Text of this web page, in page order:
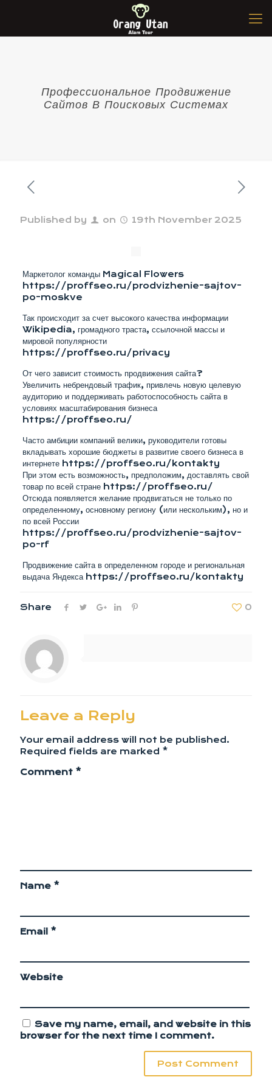
Профессиональное Продвижение
Сайтов В Поисковых Системах
Published by on 19th November 2025
Маркетолог команды Magical Flowers
https://proffseo.ru/prodvizhenie-sajtov-
po-moskve
Так происходит за счет высокого качества информации
Wikipedia, громадного траста, ссылочной массы и
мировой популярности
https://proffseo.ru/privacy
От чего зависит стоимость продвижения сайта?
Увеличить небрендовый трафик, привлечь новую целевую
аудиторию и поддерживать работоспособность сайта в
условиях масштабирования бизнеса
https://proffseo.ru/
Часто амбиции компаний велики, руководители готовы
вкладывать хорошие бюджеты в развитие своего бизнеса в
интернете https://proffseo.ru/kontakty
При этом есть возможность, предположим, доставлять свой
товар по всей стране https://proffseo.ru/
Отсюда появляется желание продвигаться не только по
определенному, основному региону (или нескольким), но и
по всей России
https://proffseo.ru/prodvizhenie-sajtov-
po-rf
Продвижение сайта в определенном городе и региональная
выдача Яндекса https://proffseo.ru/kontakty
Share 0
Leave a Reply
Your email address will not be published.
Required fields are marked *
Comment *
Name *
Email *
Website
Save my name, email, and website in this
browser for the next time I comment.